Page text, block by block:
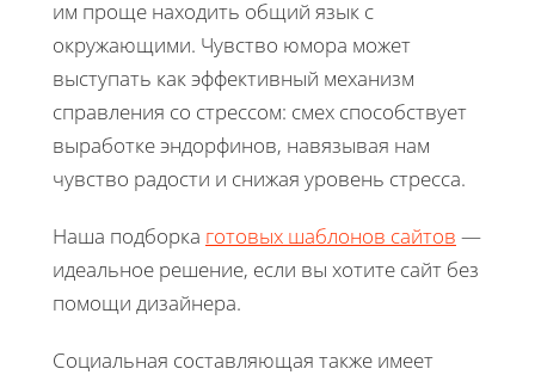
им проще находить общий язык с
окружающими. Чувство юмора может
выступать как эффективный механизм
справления со стрессом: смех способствует
выработке эндорфинов, навязывая нам
чувство радости и снижая уровень стресса.
Наша подборка готовых шаблонов сайтов —
идеальное решение, если вы хотите сайт без
помощи дизайнера.
Социальная составляющая также имеет